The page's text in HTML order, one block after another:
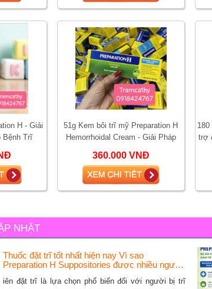
H - Giải
Bệnh Trĩ
51g Kem bôi trĩ mỹ Preparation H
Hemorrhoidal Cream - Giải Pháp
Bệnh T
360.000 VNĐ
180
trợ
NHẬT
Thuốc đặt trĩ tốt nhất hiện nay Vì sao
Preparation H Suppositories được nhiều người
iên đặt trĩ là lựa chọn phổ biến đối với người bị trĩ